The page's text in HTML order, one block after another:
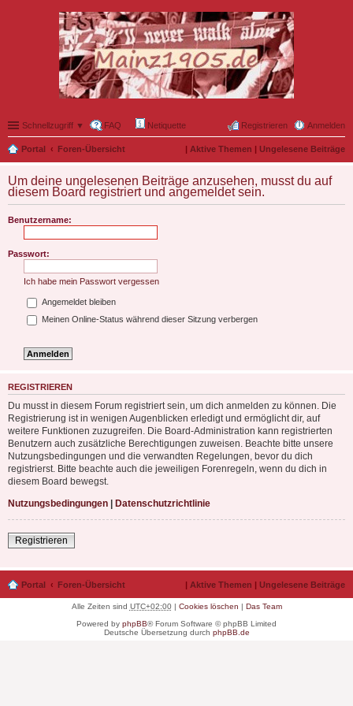
Schnellzugriff ▼ FAQ Netiquette Anmelden
Registrieren
Portal Foren-Übersicht | Aktive Themen | Ungelesene Beiträge
Um deine ungelesenen Beiträge anzusehen, musst du auf
diesem Board registriert und angemeldet sein.
Benutzername:
Passwort:
Ich habe mein Passwort vergessen
Angemeldet bleiben
Meinen Online-Status während dieser Sitzung verbergen
REGISTRIEREN
Du musst in diesem Forum registriert sein, um dich anmelden zu können. Die
Registrierung ist in wenigen Augenblicken erledigt und ermöglicht dir, auf
weitere Funktionen zuzugreifen. Die Board-Administration kann registrierten
Benutzern auch zusätzliche Berechtigungen zuweisen. Beachte bitte unsere
Nutzungsbedingungen und die verwandten Regelungen, bevor du dich
registrierst. Bitte beachte auch die jeweiligen Forenregeln, wenn du dich in
diesem Board bewegst.
Nutzungsbedingungen | Datenschutzrichtlinie
Registrieren
Portal Foren-Übersicht | Aktive Themen | Ungelesene Beiträge
Alle Zeiten sind UTC+02:00| Cookies löschen | Das Team
Powered by phpBB® Forum Software © phpBB Limited
Deutsche Übersetzung durch phpBB.de